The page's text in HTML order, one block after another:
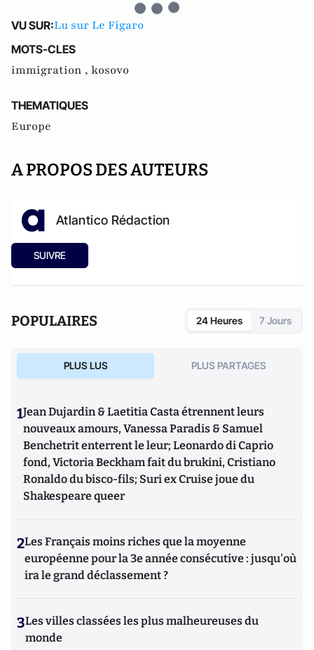
VU SUR:Lu sur Le Figaro
MOTS-CLES
immigration , kosovo
THEMATIQUES
Europe
A PROPOS DES AUTEURS
Atlantico Rédaction
SUIVRE
POPULAIRES 24 Heures 7 Jours
PLUS LUS PLUS PARTAGES
1Jean Dujardin & Laetitia Casta étrennent leurs
nouveaux amours, Vanessa Paradis & Samuel
Benchetrit enterrent le leur; Leonardo di Caprio
fond, Victoria Beckham fait du brukini, Cristiano
Ronaldo du bisco-fils; Suri ex Cruise joue du
Shakespeare queer
2Les Français moins riches que la moyenne
européenne pour la 3e année consécutive : jusqu'où
ira le grand déclassement ?
3Les villes classées les plus malheureuses du
monde